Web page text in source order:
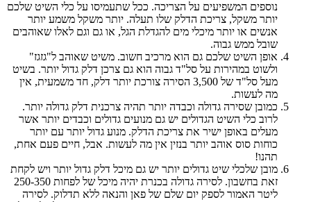
נוספים המשפיעים על הצריכה. ככל שתעמיסו על כלי השיט שלכם
יותר משקל, צריכת הדלק שלו תעלה. יותר משקל משמע יותר
אנשים או יותר מיכלי מים להגדלת הגל, או גם וגם לאלו שאוהבים
שובל ממש גבוה.
אופן השיט שלכם גם הוא מרכיב חשוב. משיט שאוהב ל"גזגז"
ולשוט במהירות על סל"ד גבוה הוא גם צרכן דלק גדול יותר. בשיט
מעל סל"ד של 3,500 הסירה צורכת יותר דלק, חד משמעית, אין
מה לעשות.
כמובן שסירה גדולה וכבדה יותר תהיה צרכנית דלק גדולה יותר.
לרוב כלי השיט הגדולים יש גם מנועים גדולים וכבדים יותר אשר
מעלים באופן ישיר את צריכת הדלק. מנוע גדול יותר עם יותר
כוחות סוס אוהב יותר בנזין אין מה לעשות. אבל, חיים פעם אחת,
תהנו!
מובן שלכלי שיט גדולים יותר יש גם מיכל דלק גדול יותר ויש לקחת
זאת בחשבון. לסירה גדולה בכנרת יהיה מיכל של לפחות 250-350
ליטר האמור לספק יום שלם של פאן והנאה ללא תדלוק. לסירה